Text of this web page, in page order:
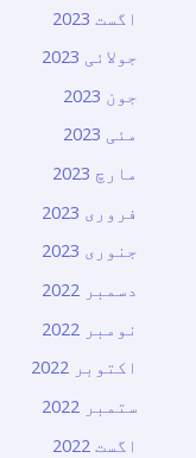
اگست 2023
جولائی 2023
جون 2023
مئی 2023
مارچ 2023
فروری 2023
جنوری 2023
دسمبر 2022
نومبر 2022
اکتوبر 2022
ستمبر 2022
اگست 2022